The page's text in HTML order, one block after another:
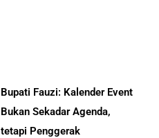
Bupati Fauzi: Kalender Event
Bukan Sekadar Agenda,
tetapi Penggerak